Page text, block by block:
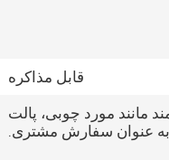
قابل مذاکره
مانند مورد چوبی، پالت
به عنوان سفارش مشتری.